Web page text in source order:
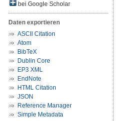
bei Google Scholar
Daten exportieren
ASCII Citation
Atom
BibTeX
Dublin Core
EP3 XML
EndNote
HTML Citation
JSON
Reference Manager
Simple Metadata